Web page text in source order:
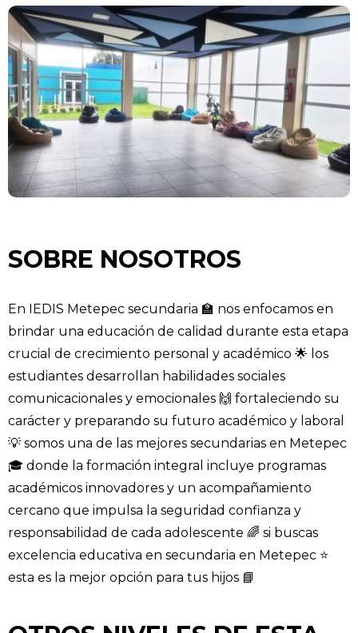
SOBRE NOSOTROS
En IEDIS Metepec secundaria 🏫 nos enfocamos en
brindar una educación de calidad durante esta etapa
crucial de crecimiento personal y académico 🌟 los
estudiantes desarrollan habilidades sociales
comunicacionales y emocionales 🙌 fortaleciendo su
carácter y preparando su futuro académico y laboral
💡 somos una de las mejores secundarias en Metepec
🎓 donde la formación integral incluye programas
académicos innovadores y un acompañamiento
cercano que impulsa la seguridad confianza y
responsabilidad de cada adolescente 🌈 si buscas
excelencia educativa en secundaria en Metepec ⭐
esta es la mejor opción para tus hijos 📘